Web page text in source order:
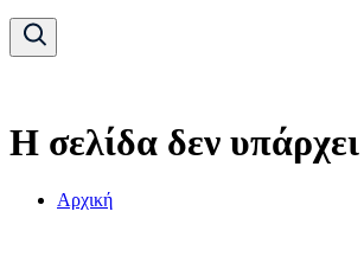
Η σελίδα δεν υπάρχει
Αρχική